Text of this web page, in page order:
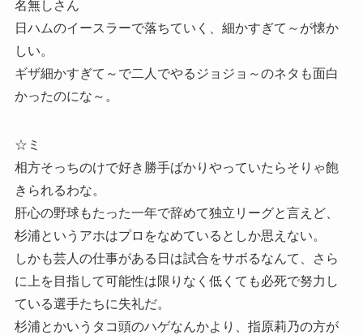
名無しさん
日ハムのイースラーで落ちていく、細かすぎて～が懐か
しい。
ギザ細かすぎて～で二人でやるジョジョ～のネタも面白
かったのにな～。
☆ミ
相方そっちのけで好き勝手ばかりやっていたらそりゃ飽
きられるわな。
肝心の野球もたった一年で辞めて独立リーグと言えど、
杉浦というアホはプロをなめているとしか思えない。
しかも芸人の仕事がある日は試合をサボるなんて、さら
に上を目指して可能性は限りなく低くても必死で努力し
ている選手たちに失礼だ。
杉浦とかいうタコ頭のハゲなんかより、指原莉乃の方が